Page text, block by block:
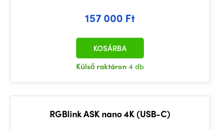
157 000 Ft
Külső raktáron 4 db
KOSÁRBA
RGBlink ASK nano 4K (USB-C)